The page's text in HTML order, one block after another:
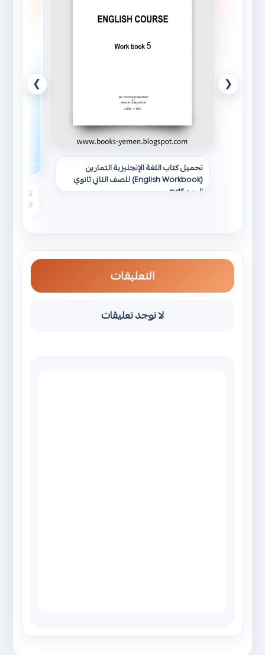
تحميل كتاب اللغة الإنجليزية التمارين
(English Workbook) للصف الثاني ثانوي
اليمن pdf
تحميل
PDF
❮
❯
التعليقات
لا توجد تعليقات